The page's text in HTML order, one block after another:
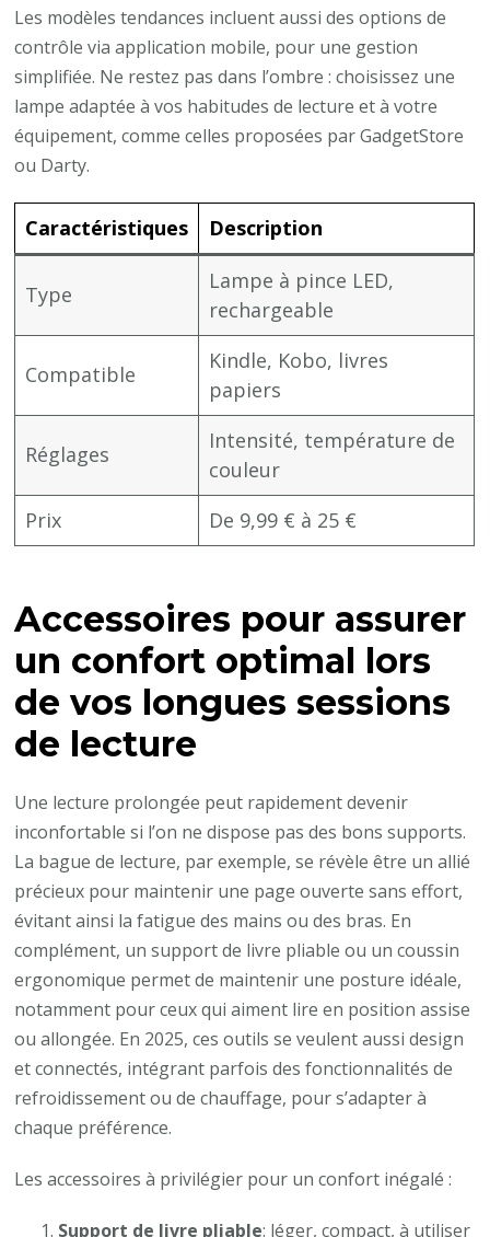
Les modèles tendances incluent aussi des options de
contrôle via application mobile, pour une gestion
simplifiée. Ne restez pas dans l’ombre : choisissez une
lampe adaptée à vos habitudes de lecture et à votre
équipement, comme celles proposées par GadgetStore
ou Darty.
Caractéristiques Description
Type
Lampe à pince LED,
rechargeable
Compatible
Kindle, Kobo, livres
papiers
Réglages
Intensité, température de
couleur
Prix
De 9,99 € à 25 €
Accessoires pour assurer
un confort optimal lors
de vos longues sessions
de lecture
Une lecture prolongée peut rapidement devenir
inconfortable si l’on ne dispose pas des bons supports.
La bague de lecture, par exemple, se révèle être un allié
précieux pour maintenir une page ouverte sans effort,
évitant ainsi la fatigue des mains ou des bras. En
complément, un support de livre pliable ou un coussin
ergonomique permet de maintenir une posture idéale,
notamment pour ceux qui aiment lire en position assise
ou allongée. En 2025, ces outils se veulent aussi design
et connectés, intégrant parfois des fonctionnalités de
refroidissement ou de chauffage, pour s’adapter à
chaque préférence.
Les accessoires à privilégier pour un confort inégalé :
Support de livre pliable: léger, compact, à utiliser